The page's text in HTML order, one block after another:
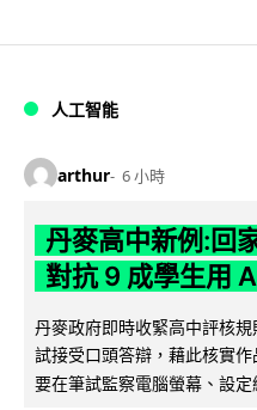
人工智能
arthur 6 小時
丹麥高中新例:回
對抗 9 成學生用
丹麥政府即時收緊高中評核
試接受口頭答辯，藉此核實
要在筆試監察電腦螢幕、設定